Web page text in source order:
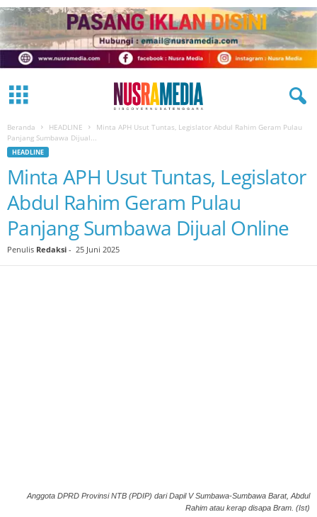
Beranda HEADLINE
Minta APH Usut Tuntas, Legislator Abdul Rahim Geram Pulau
Panjang Sumbawa Dijual...
HEADLINE
Minta APH Usut Tuntas, Legislator
Abdul Rahim Geram Pulau
Panjang Sumbawa Dijual Online
Penulis Redaksi - 25 Juni 2025
Anggota DPRD Provinsi NTB (PDIP) dari Dapil V Sumbawa-Sumbawa Barat, Abdul
Rahim atau kerap disapa Bram. (Ist)